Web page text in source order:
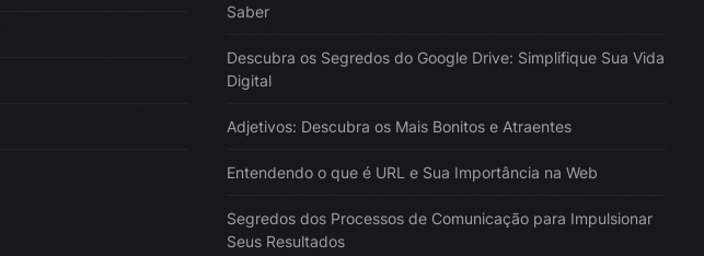
Saber
Descubra os Segredos do Google Drive: Simplifique Sua Vida
Digital
Adjetivos: Descubra os Mais Bonitos e Atraentes
Entendendo o que é URL e Sua Importância na Web
Segredos dos Processos de Comunicação para Impulsionar
Seus Resultados